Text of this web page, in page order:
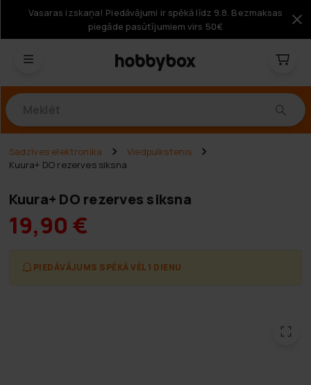
Vasaras izskaņa! Piedāvājumi ir spēkā līdz 9.8. Bezmaksas
piegāde pasūtījumiem virs 50€
Sadzīves elektronika
Viedpulkstenis
Kuura+ DO rezerves siksna
Kuura+ DO rezerves siksna
19,90 €
PIEDĀVĀJUMS SPĒKĀ VĒL 1 DIENU